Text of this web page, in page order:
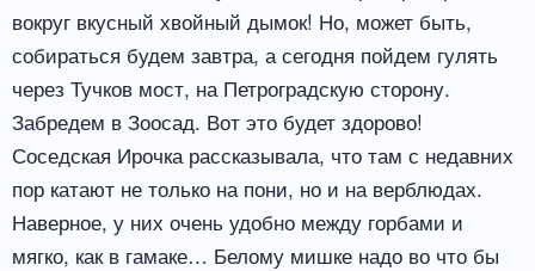
вокруг вкусный хвойный дымок! Но, может быть,
собираться будем завтра, а сегодня пойдем гулять
через Тучков мост, на Петроградскую сторону.
Забредем в Зоосад. Вот это будет здорово!
Соседская Ирочка рассказывала, что там с недавних
пор катают не только на пони, но и на верблюдах.
Наверное, у них очень удобно между горбами и
мягко, как в гамаке… Белому мишке надо во что бы